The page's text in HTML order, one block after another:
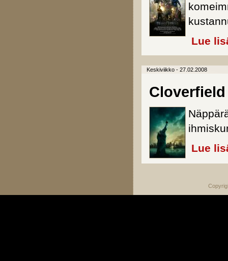
Lue
Keskiviikko - 27.02.2008
Cloverfield
Lue